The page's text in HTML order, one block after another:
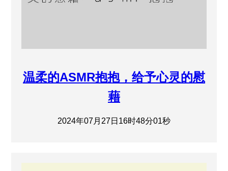
温柔的ASMR抱抱，给予心灵的慰
藉
2024年07月27日16时48分01秒